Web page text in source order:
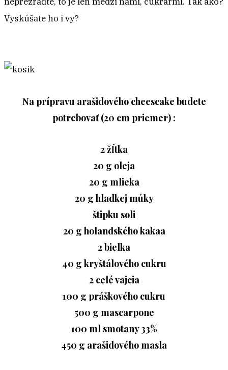
Vyskúšate ho i vy?
Na prípravu arašidového cheescake budete
potrebovať (20 cm priemer) :
2 žĺtka
20 g oleja
20 g mlieka
20 g hladkej múky
štipku soli
20 g holandského kakaa
2 bielka
40 g kryštálového cukru
2 celé vajcia
100 g práškového cukru
500 g mascarpone
100 ml smotany 33%
450 g arašidového masla